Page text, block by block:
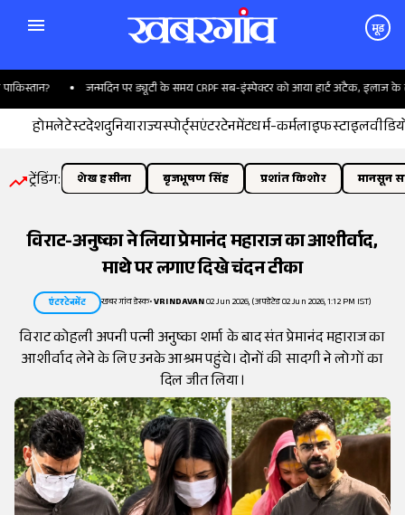
मूड
जन्मदिन पर ड्यूटी के समय CRPF सब-इंस्पेक्टर को आया हार्ट अटैक, इलाज के
होमलेटेस्टदेशदुनियाराज्यस्पोर्ट्सएंटरटेनमेंटधर्म-कर्मलाइफस्टाइल
ट्रेंडिंग: शेख हसीना बृजभूषण सिंह प्रशांत किशोर मानसून
विराट-अनुष्का ने लिया प्रेमानंद महाराज का आशीर्वाद,
माथे पर लगाए दिखे चंदन टीका
एंटरटेनमेंट खबरगांव डेस्क•VRINDAVAN02 Jun 2026, (अपडेटेड 02 Jun 2026, 1:12 PM IST)
विराट कोहली अपनी पत्नी अनुष्का शर्मा के बाद संत प्रेमानंद महाराज का
आशीर्वाद लेने के लिए उनके आश्रम पहुंचे। दोनों की सादगी ने लोगों का
दिल जीत लिया।